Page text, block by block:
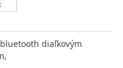
diaľkovým